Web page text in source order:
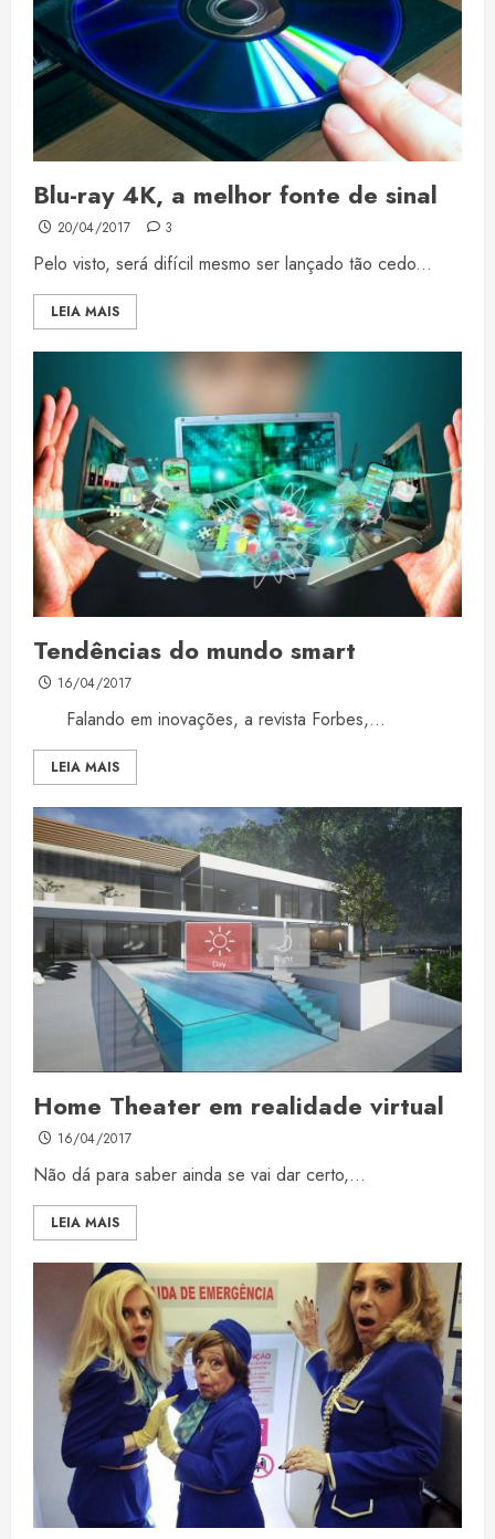
Blu-ray 4K, a melhor fonte de sinal
20/04/2017 3
Pelo visto, será difícil mesmo ser lançado tão cedo...
LEIA MAIS
Tendências do mundo smart
16/04/2017
Falando em inovações, a revista Forbes,...
LEIA MAIS
Home Theater em realidade virtual
16/04/2017
Não dá para saber ainda se vai dar certo,...
LEIA MAIS